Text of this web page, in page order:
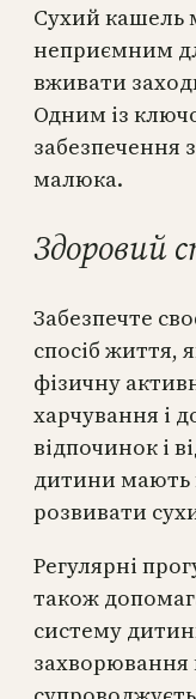
Сухий кашель
неприємним
вживати
Одним із
забезпечення
малюка.
Здоровий
Забезпечте
спосіб життя,
фізичну
харчування і
відпочинок і
дитини мають
розвивати
Регулярні
також
систему
захворювання